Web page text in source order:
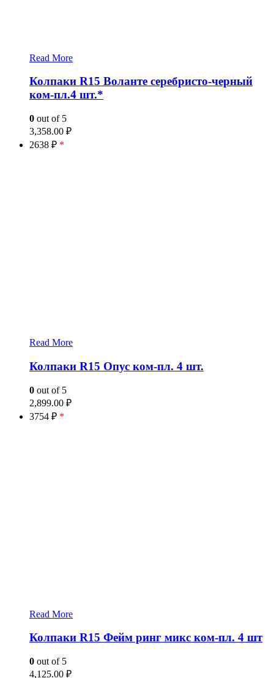
Read More
Колпаки R15 Воланте серебристо-черный
ком-пл.4 шт.*
0 out of 5
3,358.00 ₽
2638 ₽ *
Read More
Колпаки R15 Опус ком-пл. 4 шт.
0 out of 5
2,899.00 ₽
3754 ₽ *
Read More
Колпаки R15 Фейм ринг микс ком-пл. 4 шт
0 out of 5
4,125.00 ₽